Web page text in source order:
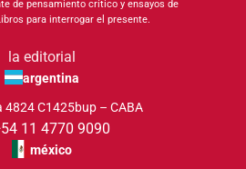
de pensamiento crítico y ensayos de
para interrogar el presente.
la editorial
argentina
4824 C1425bup – CABA
11 4770 9090
méxico